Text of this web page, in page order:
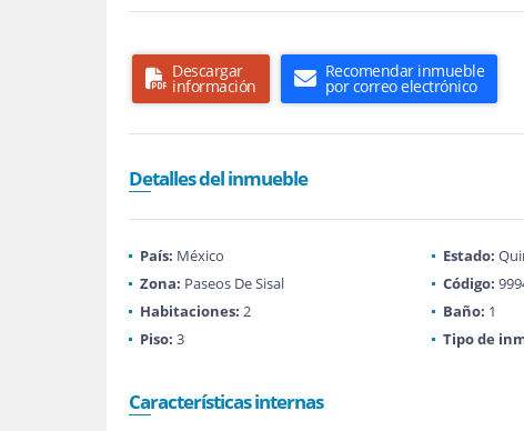
Descargar
información
Recomendar inmueble
por correo electrónico
Detalles del inmueble
País: México Estado:
Zona: Paseos De Sisal Código:
Habitaciones: 2 Baño: 1
Piso: 3 Tipo de
Características internas